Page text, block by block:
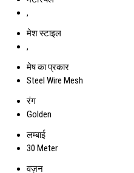
,
मेश स्टाइल
,
मेष का प्रकार
Steel Wire Mesh
रंग
Golden
लम्बाई
30 Meter
वज़न